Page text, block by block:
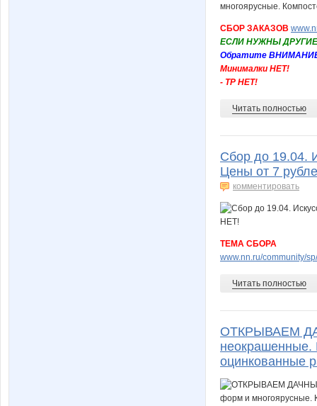
СБОР ЗАКАЗОВ
ЕСЛИ НУЖНЫ
Обратите ВНИМАНИЕ
Минималки НЕТ!
- ТР НЕТ!
Читать полностью
Сбор до 19.04.
Цены от 7
комментировать
ТЕМА СБОРА
www.nn.ru/community/
Читать полностью
ОТКРЫВАЕМ
неокрашенные.
оцинкованные